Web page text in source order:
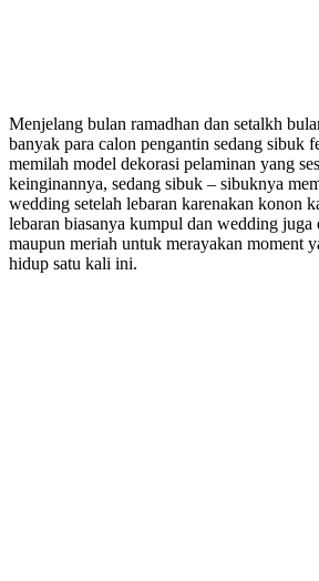
Menjelang bulan ramadhan dan setalkh
banyak para calon pengantin sedang sibuk
memilah model dekorasi pelaminan yang
keinginannya, sedang sibuk – sibuknya
wedding setelah lebaran karenakan konon
lebaran biasanya kumpul dan wedding juga
maupun meriah untuk merayakan moment
hidup satu kali ini.